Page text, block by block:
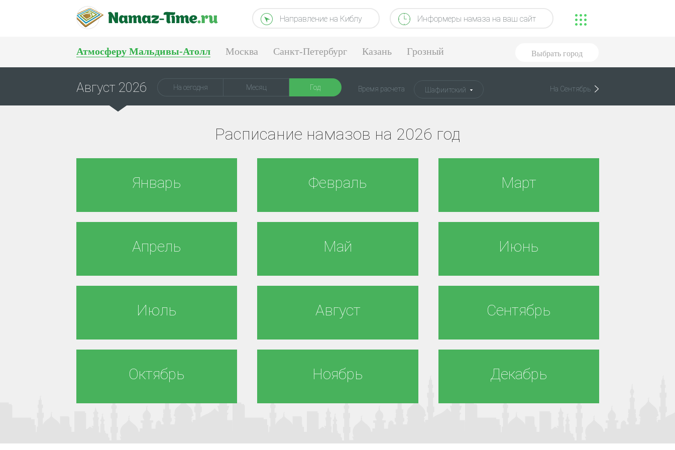
Информеры намаза на ваш сайт
Направление на Киблу
Атмосферу Мальдивы-Атолл Москва Санкт-Петербург Казань Грозный Выбрать город
Август 2026 На сегодня Месяц Год Время расчета Шафиитский На Сентябрь
Расписание намазов на 2026 год
Январь Февраль Март
Апрель Май Июнь
Июль Август Сентябрь
Октябрь Ноябрь Декабрь